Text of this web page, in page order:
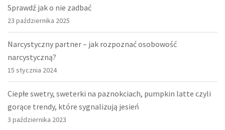
Sprawdź jak o nie zadbać
23 października 2025
Narcystyczny partner – jak rozpoznać osobowość
narcystyczną?
15 stycznia 2024
Ciepłe swetry, sweterki na paznokciach, pumpkin latte czyli
gorące trendy, które sygnalizują jesień
3 października 2023